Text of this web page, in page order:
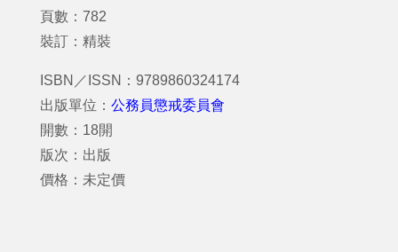
頁數：782
裝訂：精裝
ISBN／ISSN：9789860324174
出版單位： 公務員懲戒委員會
開數：18開
版次：出版
價格：未定價